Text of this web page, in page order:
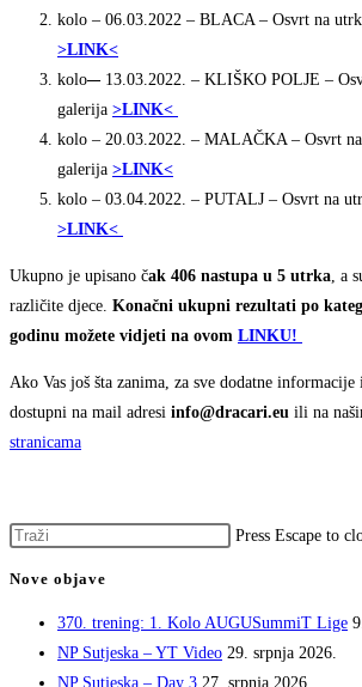
kolo – 06.03.2022 – BLACA – Osvrt na
>LINK<
kolo– 13.03.2022. – KLIŠKO POLJE –
galerija >LINK<
kolo – 20.03.2022. – MALAČKA – Osvrt
galerija >LINK<
kolo – 03.04.2022. – PUTALJ – Osvrt na
>LINK<
Ukupno je upisano čak 406 nastupa u 5 utrka, a
različite djece. Konačni ukupni rezultati po
godinu možete vidjeti na ovom LINKU!
Ako Vas još šta zanima, za sve dodatne
dostupni na mail adresi info@dracari.eu ili na
stranicama
Press Escape to
Nove objave
370. trening: 1. Kolo AUGUSummiT Lige
NP Sutjeska – YT Video 29. srpnja 2026.
NP Sutjeska – Day 3 27. srpnja 2026.